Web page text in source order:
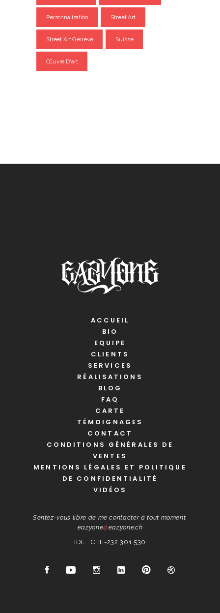
Personnalisation Street Art
Street Art Genève Suisse
Œuvre D'art
ACCUEIL
BIO
EQUIPE
CLIENTS
SERVICES
RÉALISATIONS
BLOG
FAQ
CARTE
TÉMOIGNAGES
CONTACT
CONDITIONS GÉNÉRALES DE
VENTES
MENTIONS LÉGALES ET POLITIQUE
DE CONFIDENTIALITÉ
VIDÉOS
Sentez-vous libre de me contacter à tout moment.
eazyone@eazyone.ch
IDE : CHE-232.301.530